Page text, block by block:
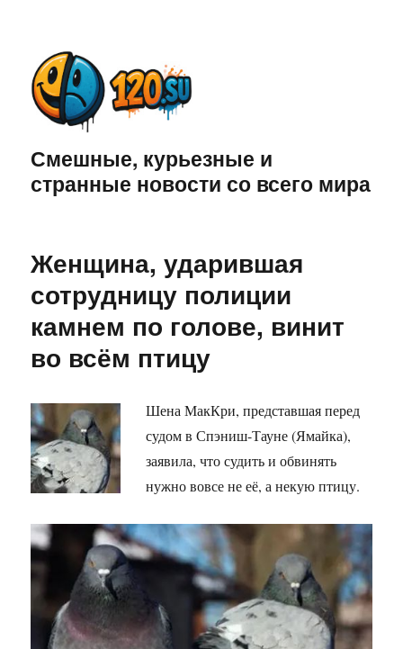
Смешные, курьезные и
странные новости со всего мира
Женщина, ударившая
сотрудницу полиции
камнем по голове, винит
во всём птицу
Шена МакКри, представшая перед
судом в Спэниш-Тауне (Ямайка),
заявила, что судить и обвинять
нужно вовсе не её, а некую птицу.